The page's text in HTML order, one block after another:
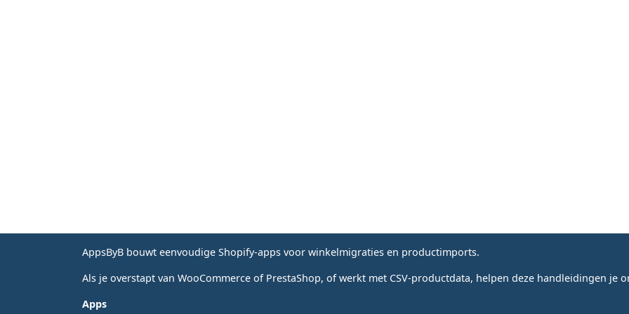
AppsByB bouwt eenvoudige Shopify-apps voor winkelmigraties en productimports.
Als je overstapt van WooCommerce of PrestaShop, of werkt met CSV-productdata, helpen deze handleidingen je
Apps